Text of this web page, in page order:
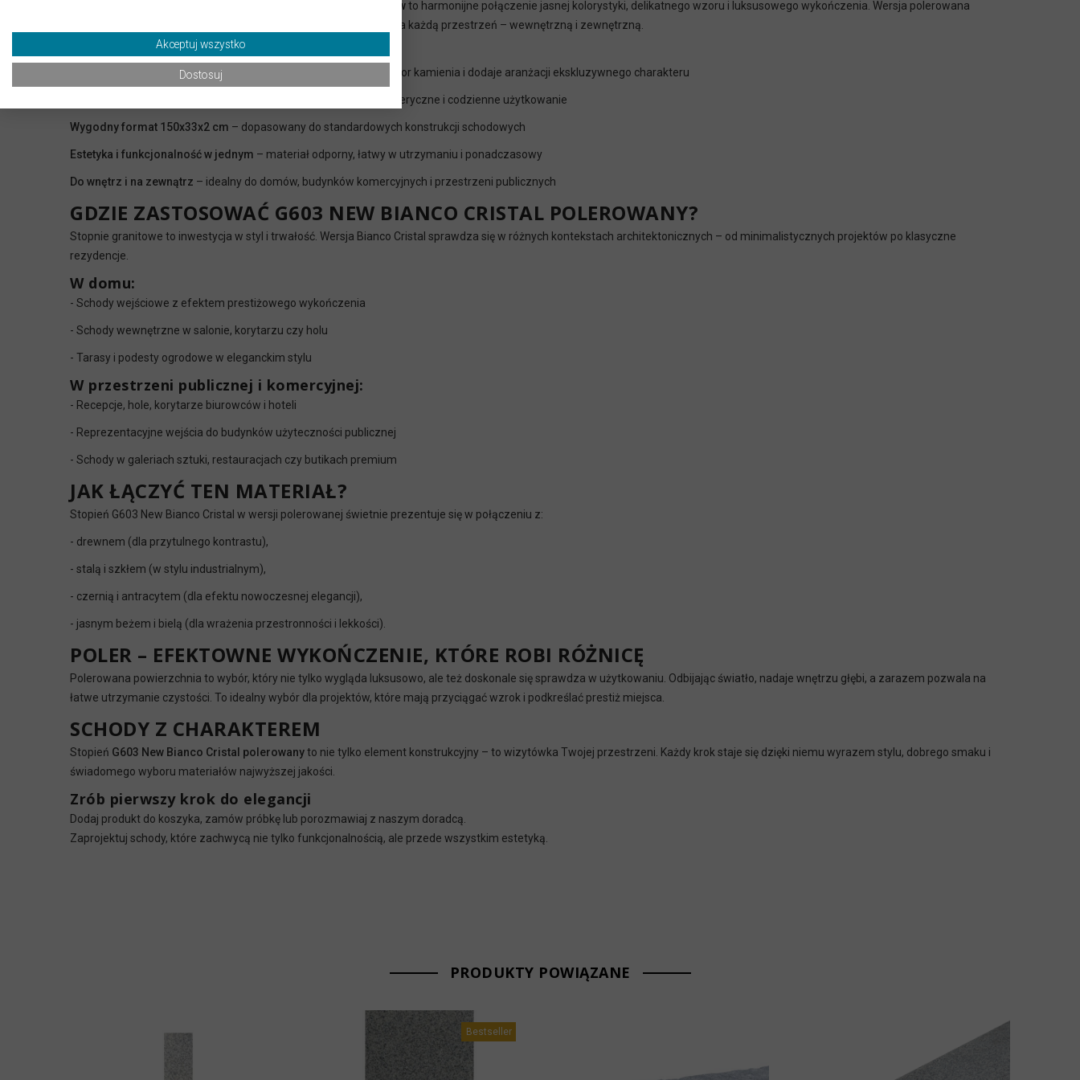
Bianco Cristal G603 Newto harmonijne połączenie jasnej kolorystyki, delikatnego wzoru i luksusowego wykończenia. Wersja polerowana
zyskuje elegancki połysk, który doskonale odbija światło i rozjaśnia każdą przestrzeń – wewnętrzną i zewnętrzną.
Najważniejsze cechy:
Polerowana powierzchnia o lustrzanym połysku – podkreśla kolor kamienia i dodaje aranżacji ekskluzywnego charakteru
– na zarysowania, warunki atmosferyczne i codzienne użytkowanie
Wygodny format 150x33x2 cm – dopasowany do standardowych konstrukcji schodowych
Estetyka i funkcjonalność w jednym – materiał odporny, łatwy w utrzymaniu i ponadczasowy
Do wnętrz i na zewnątrz – idealny do domów, budynków komercyjnych i przestrzeni publicznych
GDZIE ZASTOSOWAĆ G603 NEW BIANCO CRISTAL POLEROWANY?
Stopnie granitowe to inwestycja w styl i trwałość. Wersja Bianco Cristal sprawdza się w różnych kontekstach architektonicznych – od minimalistycznych projektów po klasyczne
rezydencje.
W domu:
- Schody wejściowe z efektem prestiżowego wykończenia
- Schody wewnętrzne w salonie, korytarzu czy holu
- Tarasy i podesty ogrodowe w eleganckim stylu
W przestrzeni publicznej i komercyjnej:
- Recepcje, hole, korytarze biurowców i hoteli
- Reprezentacyjne wejścia do budynków użyteczności publicznej
- Schody w galeriach sztuki, restauracjach czy butikach premium
JAK ŁĄCZYĆ TEN MATERIAŁ?
Stopień G603 New Bianco Cristal w wersji polerowanej świetnie prezentuje się w połączeniu z:
- drewnem (dla przytulnego kontrastu),
- stalą i szkłem (w stylu industrialnym),
- czernią i antracytem (dla efektu nowoczesnej elegancji),
- jasnym beżem i bielą (dla wrażenia przestronności i lekkości).
POLER – EFEKTOWNE WYKOŃCZENIE, KTÓRE ROBI RÓŻNICĘ
Polerowana powierzchnia to wybór, który nie tylko wygląda luksusowo, ale też doskonale się sprawdza w użytkowaniu. Odbijając światło, nadaje wnętrzu głębi, a zarazem pozwala na
łatwe utrzymanie czystości. To idealny wybór dla projektów, które mają przyciągać wzrok i podkreślać prestiż miejsca.
SCHODY Z CHARAKTEREM
Stopień G603 New Bianco Cristal polerowanyto nie tylko element konstrukcyjny – to wizytówka Twojej przestrzeni. Każdy krok staje się dzięki niemu wyrazem stylu, dobrego smaku i
świadomego wyboru materiałów najwyższej jakości.
Zrób pierwszy krok do elegancji
Dodaj produkt do koszyka, zamów próbkę lub porozmawiaj z naszym doradcą.
Zaprojektuj schody, które zachwycą nie tylko funkcjonalnością, ale przede wszystkim estetyką.
PRODUKTY POWIĄZANE
Bestseller
Akceptuj wszystko
Dostosuj